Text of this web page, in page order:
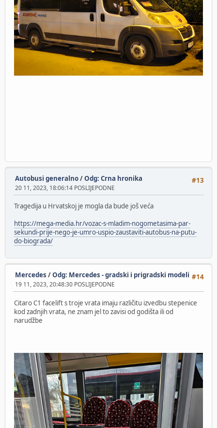
#13
Autobusi generalno/Odg: Crna hronika
20 11, 2023, 18:06:14 POSLIJEPODNE
Tragedija u Hrvatskoj je mogla da bude još veća
https://mega-media.hr/vozac-s-mladim-nogometasima-par-
sekundi-prije-nego-je-umro-uspio-zaustaviti-autobus-na-putu-
do-biograda/
#14
Mercedes /Odg: Mercedes - gradski i prigradski modeli
19 11, 2023, 20:48:30 POSLIJEPODNE
Citaro C1 facelift s troje vrata imaju različitu izvedbu stepenice
kod zadnjih vrata, ne znam jel to zavisi od godišta ili od
narudžbe